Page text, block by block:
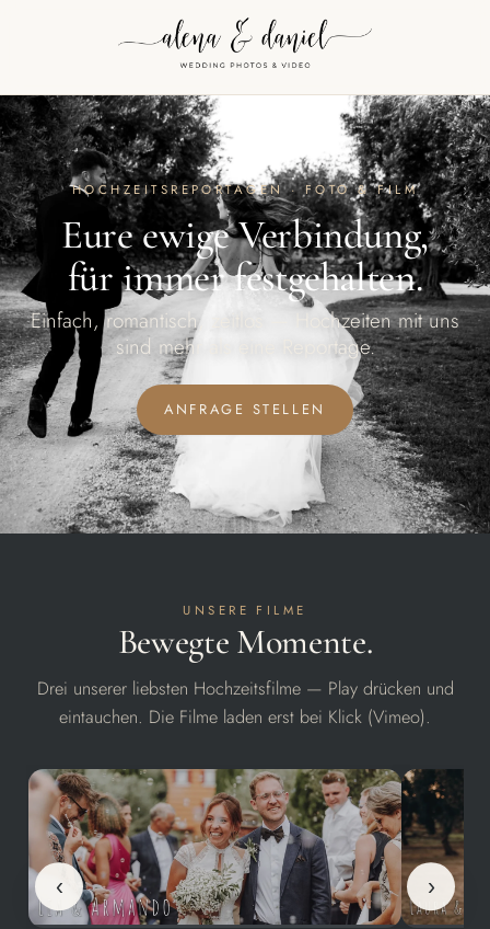
HOCHZEITSREPORTAGEN · FOTO & FILM
Eure ewige Verbindung,
für immer festgehalten.
Einfach, romantisch, zeitlos — Hochzeiten mit uns
sind mehr als eine Reportage.
ANFRAGE STELLEN
UNSERE FILME
Bewegte Momente.
Drei unserer liebsten Hochzeitsfilme — Play drücken und
eintauchen. Die Filme laden erst bei Klick (Vimeo).
‹ ›